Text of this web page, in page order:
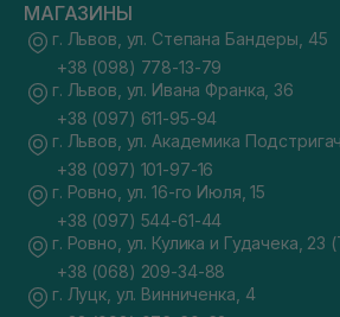
МАГАЗИНЫ
г. Львов, ул. Степана Бандеры, 45
+38 (098) 778-13-79
г. Львов, ул. Ивана Франка, 36
+38 (097) 611-95-94
г. Львов, ул. Академика
+38 (097) 101-97-16
г. Ровно, ул. 16-го Июля, 15
+38 (097) 544-61-44
г. Ровно, ул. Кулика и Гудачека, 23
+38 (068) 209-34-88
г. Луцк, ул. Винниченка, 4